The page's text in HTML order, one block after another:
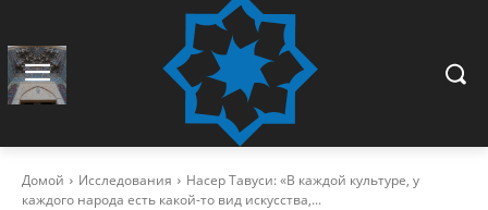
Домой Исследования
Насер Тавуси: «В каждой культуре, у
каждого народа есть какой-то вид искусства,...